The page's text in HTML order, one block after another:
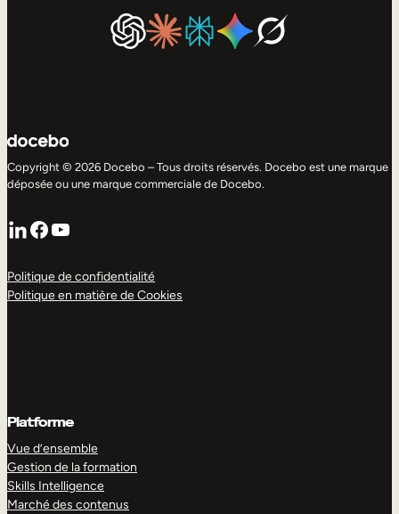
Copyright © 2026 Docebo – Tous droits réservés. Docebo est une marque
déposée ou une marque commerciale de Docebo.
LinkedIn
Facebook
YouTube
Politique de confidentialité
Politique en matière de Cookies
Platforme
Vue d’ensemble
Gestion de la formation
Skills Intelligence
Marché des contenus